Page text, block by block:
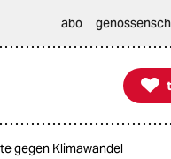
abo

taz
gegen Klimawandel